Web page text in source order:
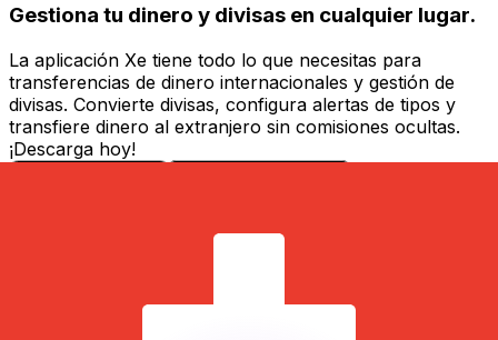
Gestiona tu dinero y divisas en cualquier lugar.
La aplicación Xe tiene todo lo que necesitas para
transferencias de dinero internacionales y gestión de
divisas. Convierte divisas, configura alertas de tipos y
transfiere dinero al extranjero sin comisiones ocultas.
¡Descarga hoy!